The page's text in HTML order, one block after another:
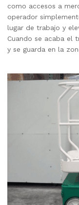
como accesos a
operador
lugar de trabajo y
Cuando se acaba el
y se guarda en la